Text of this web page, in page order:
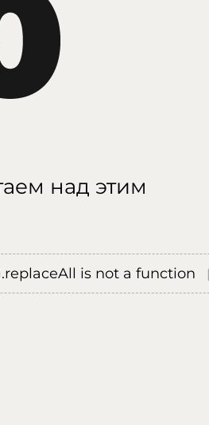
над этим
is not a function